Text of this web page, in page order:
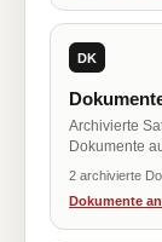
DK
Archivierte
Dokumente
2 archivierte
Dokumente